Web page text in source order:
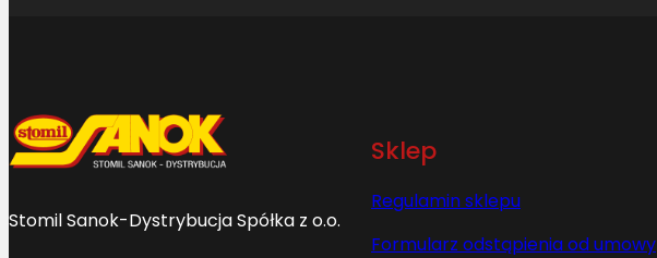
Stomil Sanok-Dystrybucja Spółka z o.o.
Sklep
Regulamin sklepu
Formularz odstąpienia od umowy